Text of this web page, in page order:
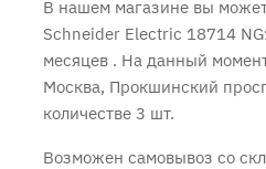
В нашем магазине вы
Schneider Electric 18714
месяцев . На данный
Москва, Прокшинский
количестве 3 шт.
Возможен самовывоз со